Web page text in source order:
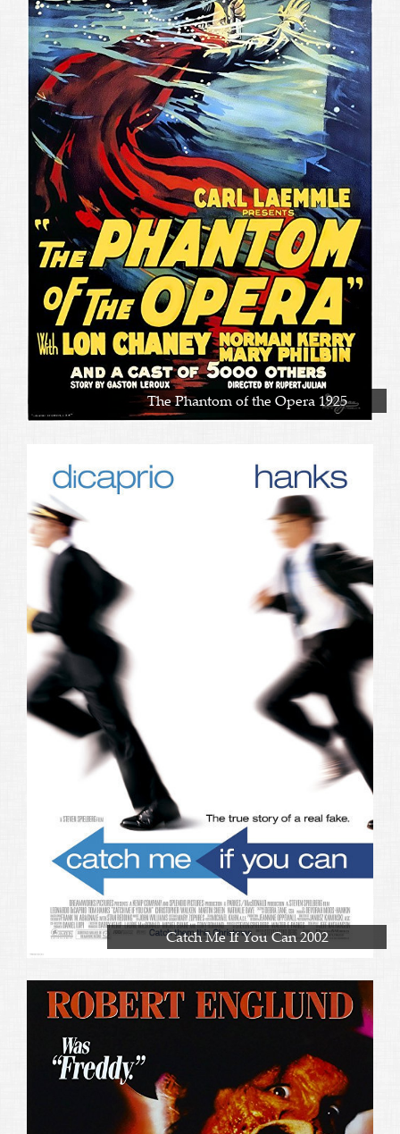
The Phantom of the Opera 1925
Catch Me If You Can 2002